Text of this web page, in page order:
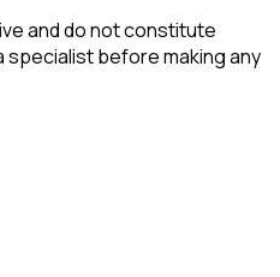
and do not constitute
specialist before making any